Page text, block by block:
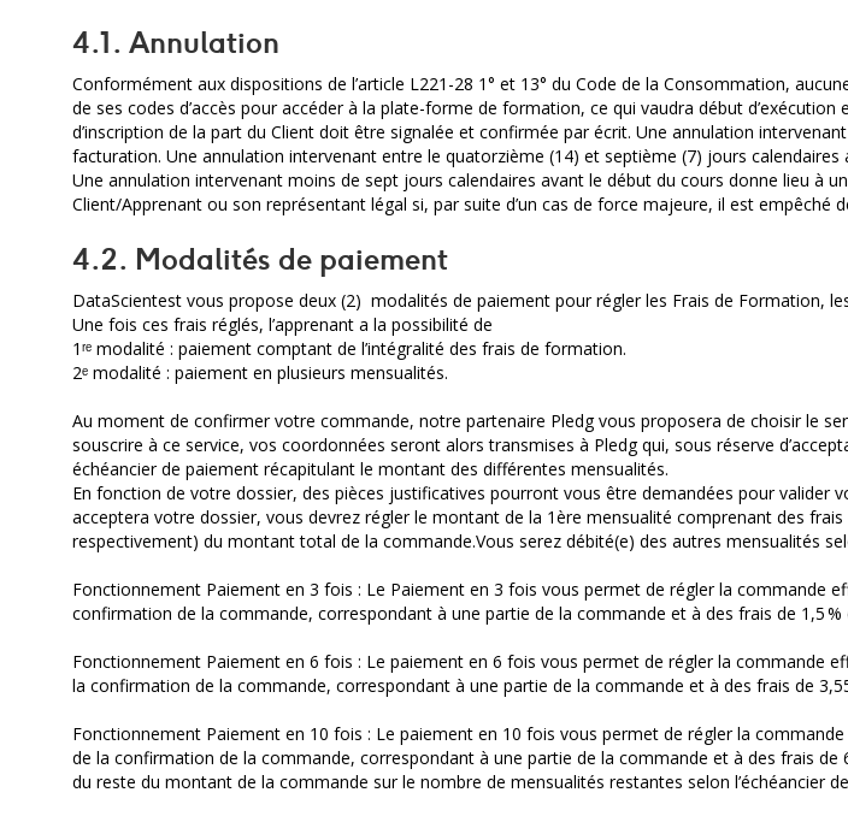
4.1. Annulation
Conformément aux dispositions de l’article L221-28 1° et 13° du Code de la Consommation,
de ses codes d’accès pour accéder à la plate-forme de formation, ce qui vaudra début
d’inscription de la part du Client doit être signalée et confirmée par écrit. Une annulation
facturation. Une annulation intervenant entre le quatorzième (14) et septième (7) jours
Une annulation intervenant moins de sept jours calendaires avant le début du cours donne lieu à
Client/Apprenant ou son représentant légal si, par suite d’un cas de force majeure, il est empêché
4.2. Modalités de paiement
DataScientest vous propose deux (2) modalités de paiement pour régler les Frais de Formation,
Une fois ces frais réglés, l’apprenant a la possibilité de
1ʳᵉ modalité : paiement comptant de l’intégralité des frais de formation.
2ᵉ modalité : paiement en plusieurs mensualités.
Au moment de confirmer votre commande, notre partenaire Pledg vous proposera de choisir le
souscrire à ce service, vos coordonnées seront alors transmises à Pledg qui, sous réserve
échéancier de paiement récapitulant le montant des différentes mensualités.
En fonction de votre dossier, des pièces justificatives pourront vous être demandées pour valider
acceptera votre dossier, vous devrez régler le montant de la 1ère mensualité comprenant des
respectivement) du montant total de la commande.Vous serez débité(e) des autres mensualités
Fonctionnement Paiement en 3 fois : Le Paiement en 3 fois vous permet de régler la commande
confirmation de la commande, correspondant à une partie de la commande et à des frais de 1,5
Fonctionnement Paiement en 6 fois : Le paiement en 6 fois vous permet de régler la commande
la confirmation de la commande, correspondant à une partie de la commande et à des frais de
Fonctionnement Paiement en 10 fois : Le paiement en 10 fois vous permet de régler la
de la confirmation de la commande, correspondant à une partie de la commande et à des frais
du reste du montant de la commande sur le nombre de mensualités restantes selon l’échéancier